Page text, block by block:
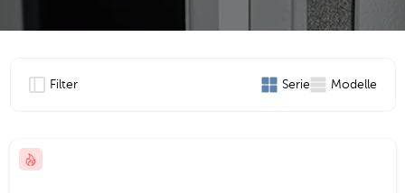
Filter Serie Modelle